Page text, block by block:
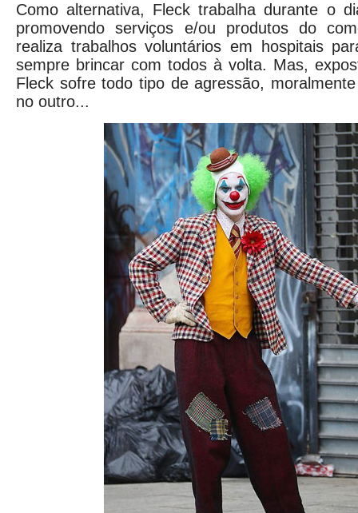
Como alternativa, Fleck trabalha durante o
promovendo serviços e/ou produtos do
realiza trabalhos voluntários em hospitais
sempre brincar com todos à volta. Mas,
Fleck sofre todo tipo de agressão,
no outro...